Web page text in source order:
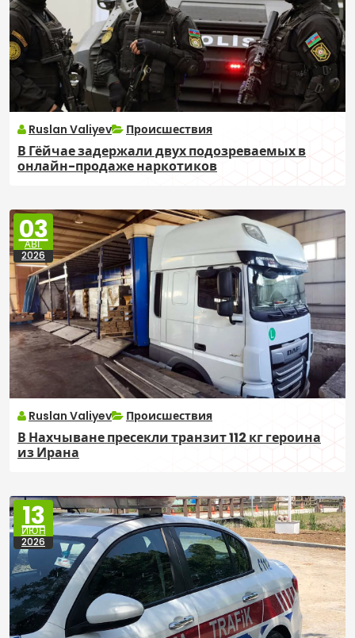
Ruslan Valiyev Происшествия
В Гёйчае задержали двух подозреваемых в
онлайн-продаже наркотиков
03
АВГ
2026
Ruslan Valiyev Происшествия
В Нахчыване пресекли транзит 112 кг героина
из Ирана
13
ИЮН
2026